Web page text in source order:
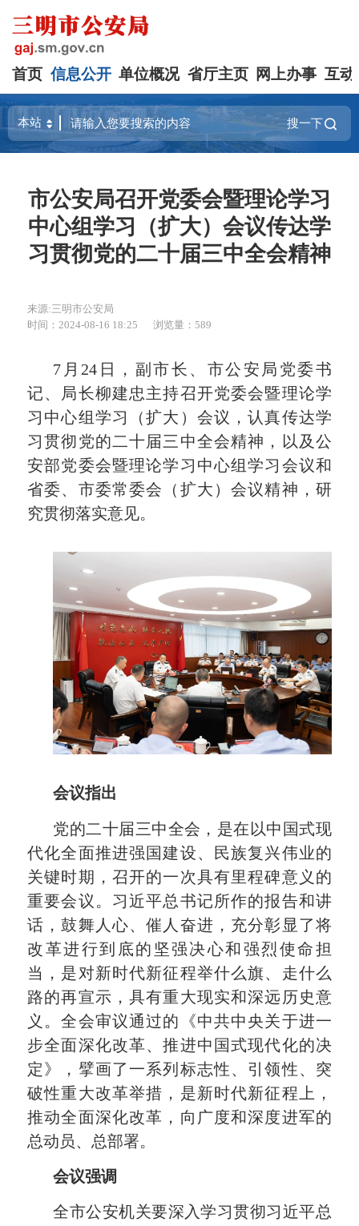
首页 信息公开 单位概况 省厅主页 网上办事 互动
搜一下
市公安局召开党委会暨理论学习
中心组学习（扩大）会议传达学
习贯彻党的二十届三中全会精神
来源:三明市公安局
时间：2024-08-16 18:25
浏览量：589
7 月 24 日，副市长、市公安局党委书
记、局长柳建忠主持召开党委会暨理论学
习中心组学习（扩大）会议，认真传达学
习贯彻党的二十届三中全会精神，以及公
安部党委会暨理论学习中心组学习会议和
省委、市委常委会（扩大）会议精神，研
究贯彻落实意见。
会议指出
党的二十届三中全会，是在以中国式现
代化全面推进强国建设、民族复兴伟业的
关键时期，召开的一次具有里程碑意义的
重要会议。习近平总书记所作的报告和讲
话，鼓舞人心、催人奋进，充分彰显了将
改革进行到底的坚强决心和强烈使命担
当，是对新时代新征程举什么旗、走什么
路的再宣示，具有重大现实和深远历史意
义。全会审议通过的《中共中央关于进一
步全面深化改革、推进中国式现代化的决
定》，擘画了一系列标志性、引领性、突
破性重大改革举措，是新时代新征程上，
推动全面深化改革，向广度和深度进军的
总动员、总部署。
会议强调
全市公安机关要深入学习贯彻习近平总